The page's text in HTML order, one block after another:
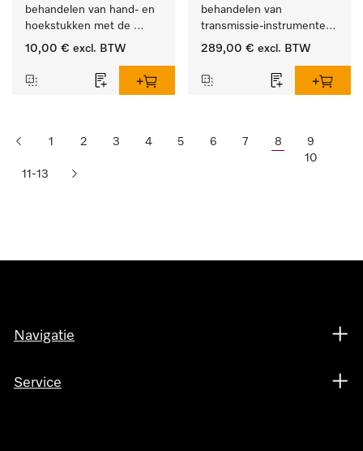
behandelen van hand- en
hoekstukken met de
houder APWD 068
10,00 € excl. BTW
behandelen van
transmissie-instrumenten
met externe spray.
289,00 € excl. BTW
1 2 3 4 5 6 7 8
9
10
11-13
Navigatie
Service